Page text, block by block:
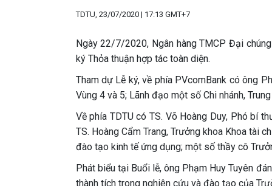
TDTU, 23/07/2020 | 17:13 GMT+7
Ngày 22/7/2020, Ngân hàng TMCP Đại
ký Thỏa thuận hợp tác toàn diện.
Tham dự Lễ ký, về phía PVcomBank có ông
Vùng 4 và 5; Lãnh đạo một số Chi nhánh,
Về phía TDTU có TS. Võ Hoàng Duy, Phó bí
TS. Hoàng Cẩm Trang, Trưởng khoa Khoa tài
đào tạo kinh tế ứng dụng; một số thầy cô
Phát biểu tại Buổi lễ, ông Phạm Huy Tuyên
thành tích trong nghiên cứu và đào tạo của